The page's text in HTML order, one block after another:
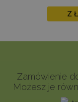
Zamówienie
Możesz je